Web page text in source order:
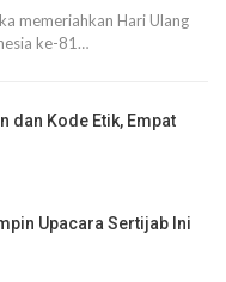
memeriahkan Hari Ulang
ke-81…
dan Kode Etik, Empat
Upacara Sertijab Ini